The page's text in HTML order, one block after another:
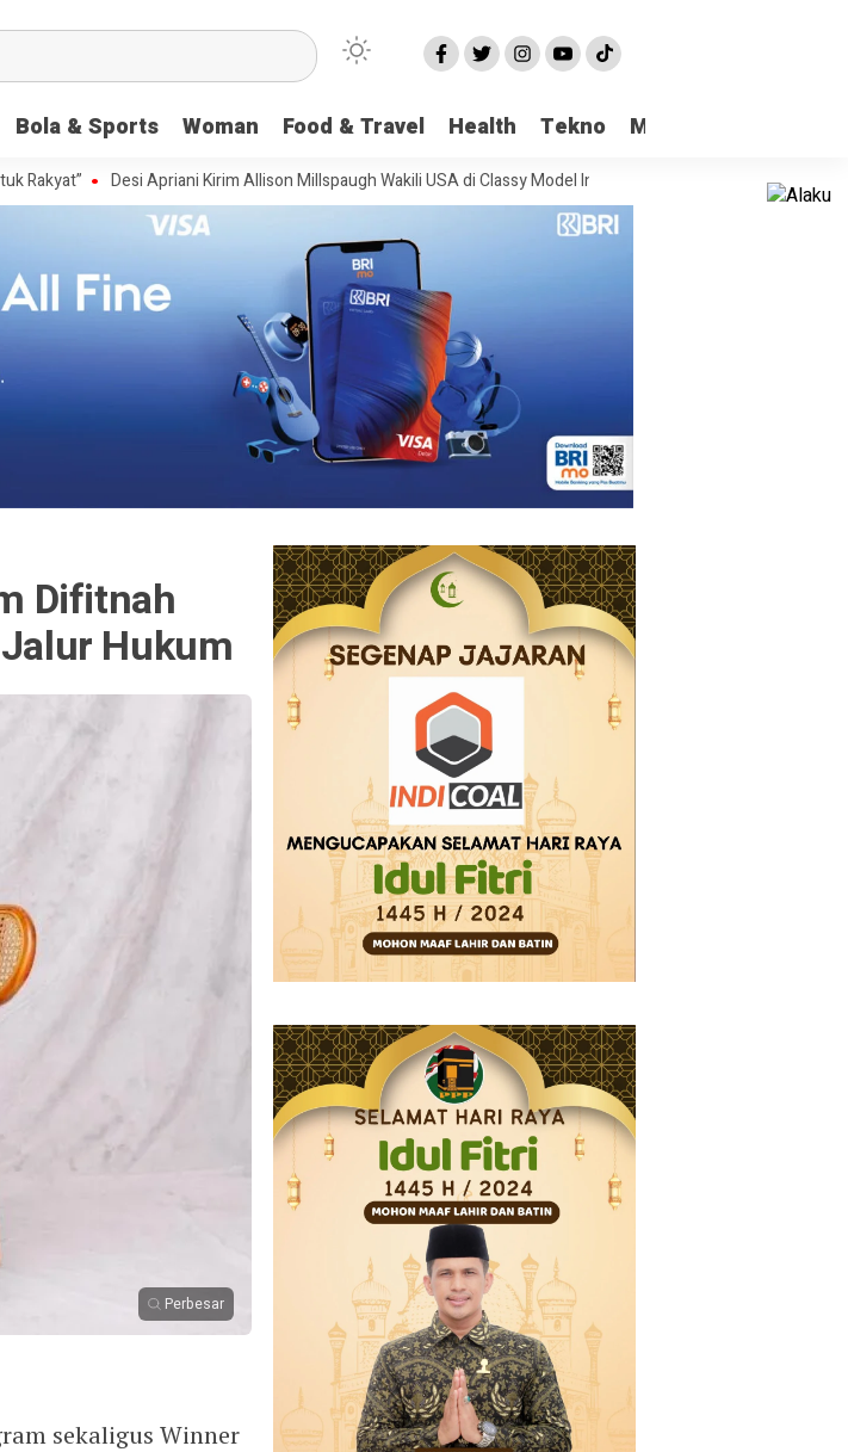
Bola & Sports Woman Food & Travel Health Tekno More
Desi Apriani Kirim Allison Millspaugh Wakili USA di Classy Model International Viral Kasus Pencabulan di
Difitnah
Hukum
Perbesar
sekaligus Winner